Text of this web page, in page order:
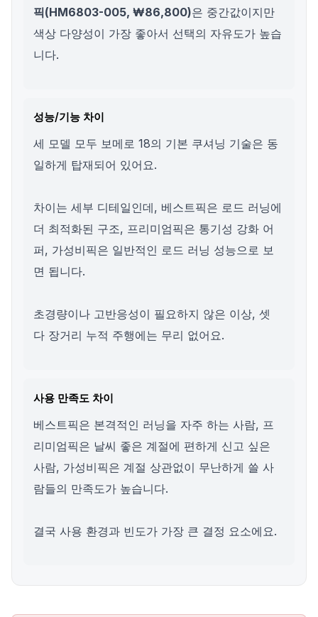
픽(HM6803-005, ₩86,800)은 중간값이지만
색상 다양성이 가장 좋아서 선택의 자유도가 높습
니다.
성능/기능 차이
세 모델 모두 보메로 18의 기본 쿠셔닝 기술은 동
일하게 탑재되어 있어요.
차이는 세부 디테일인데, 베스트픽은 로드 러닝에
더 최적화된 구조, 프리미엄픽은 통기성 강화 어
퍼, 가성비픽은 일반적인 로드 러닝 성능으로 보
면 됩니다.
초경량이나 고반응성이 필요하지 않은 이상, 셋
다 장거리 누적 주행에는 무리 없어요.
사용 만족도 차이
베스트픽은 본격적인 러닝을 자주 하는 사람, 프
리미엄픽은 날씨 좋은 계절에 편하게 신고 싶은
사람, 가성비픽은 계절 상관없이 무난하게 쓸 사
람들의 만족도가 높습니다.
결국 사용 환경과 빈도가 가장 큰 결정 요소에요.